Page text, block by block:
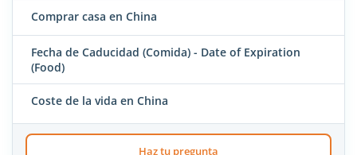
Comprar casa en China
Fecha de Caducidad (Comida) - Date of Expiration
(Food)
Coste de la vida en China
Haz tu pregunta